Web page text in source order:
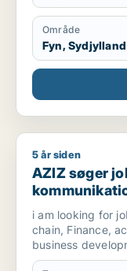
Område
Fyn, Sydjylland
AZIZ søger job
5 år siden
AZIZ søger
i am looking for
chain, Finance,
business